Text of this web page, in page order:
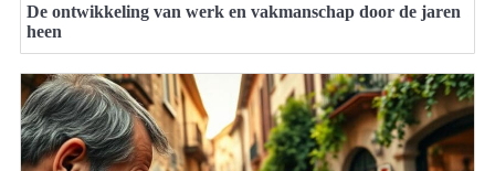
De ontwikkeling van werk en vakmanschap door de jaren
heen